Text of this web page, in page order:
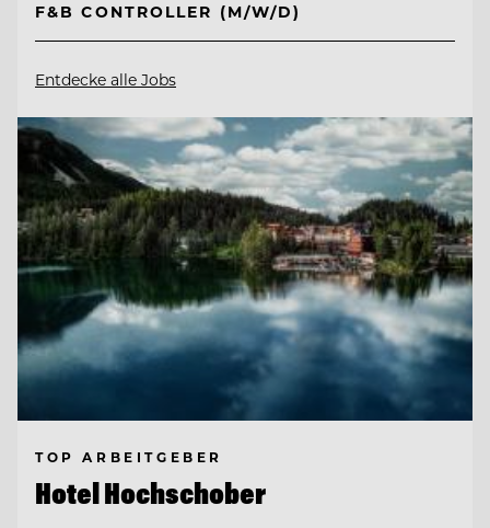
F&B CONTROLLER (M/W/D)
Entdecke alle Jobs
TOP ARBEITGEBER
Hotel Hochschober